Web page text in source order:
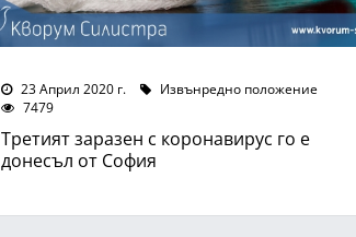
23 Април 2020 г.
Извънредно положение
7479
Третият заразен с коронавирус го е
донесъл от София